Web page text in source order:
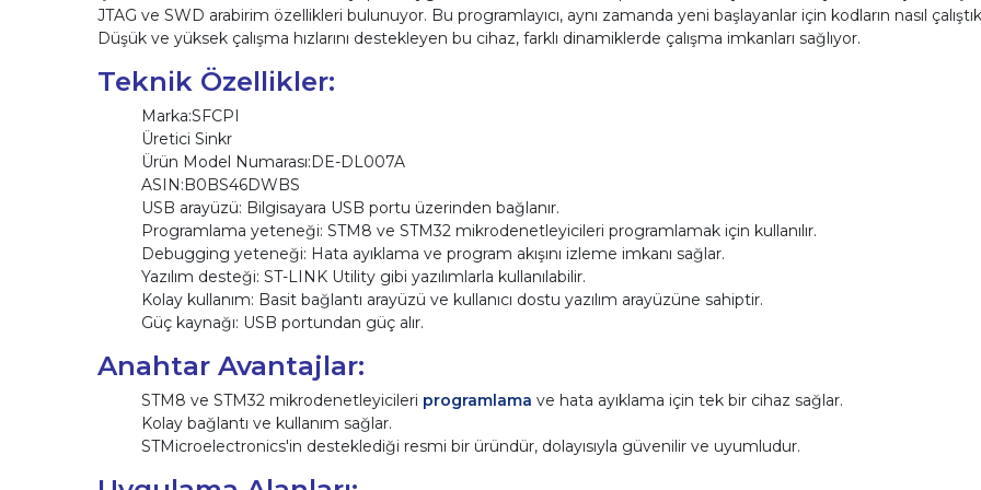
JTAG ve SWD arabirim özellikleri bulunuyor. Bu programlayıcı, aynı zamanda yeni başlayanlar için kodların nasıl
Düşük ve yüksek çalışma hızlarını destekleyen bu cihaz, farklı dinamiklerde çalışma imkanları sağlıyor.
Teknik Özellikler:
Marka:‎SFCPI
Üretici ‎Sinkr
Ürün Model Numarası:DE-DL007A
ASIN:‎B0BS46DWBS
USB arayüzü: Bilgisayara USB portu üzerinden bağlanır.
Programlama yeteneği: STM8 ve STM32 mikrodenetleyicileri programlamak için kullanılır.
Debugging yeteneği: Hata ayıklama ve program akışını izleme imkanı sağlar.
Yazılım desteği: ST-LINK Utility gibi yazılımlarla kullanılabilir.
Kolay kullanım: Basit bağlantı arayüzü ve kullanıcı dostu yazılım arayüzüne sahiptir.
Güç kaynağı: USB portundan güç alır.
Anahtar Avantajlar:
STM8 ve STM32 mikrodenetleyicileri programlama ve hata ayıklama için tek bir cihaz sağlar.
Kolay bağlantı ve kullanım sağlar.
STMicroelectronics'in desteklediği resmi bir üründür, dolayısıyla güvenilir ve uyumludur.